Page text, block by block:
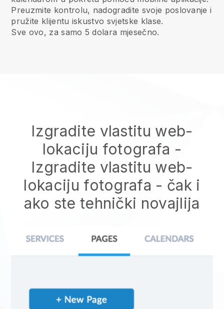
Preuzmite kontrolu, nadogradite svoje poslovanje i
pružite klijentu iskustvo svjetske klase.
Sve ovo, za samo 5 dolara mjesečno.
Izgradite vlastitu web-
lokaciju fotografa -
Izgradite vlastitu web-
lokaciju fotografa - čak i
ako ste tehnički novajlija